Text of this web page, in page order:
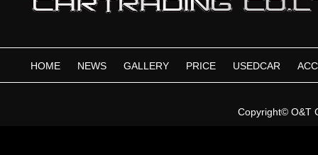
HOME NEWS GALLERY PRICE USEDCAR
Copyright©O&T